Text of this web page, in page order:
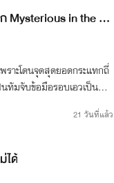
Mysterious in the de
ราะโดนจุดสุดยอดกระแทกถี่
มจับข้อมือรอบเอวเป็นที่ท
21 วันที่แล้ว
ได้